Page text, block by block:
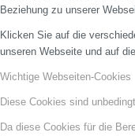
Beziehung zu unserer
Klicken Sie auf die
unseren Webseite und auf
Wichtige Webseiten-Cookies
Diese Cookies sind
Da diese Cookies für die